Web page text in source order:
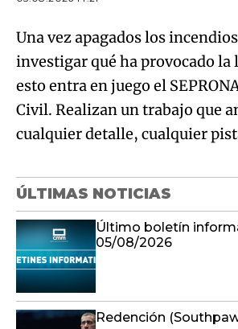
Una vez apagados los
investigar qué ha provocado la
esto entra en juego el
Civil. Realizan un trabajo que
cualquier detalle, cualquier
ÚLTIMAS NOTICIAS
Último boletín
05/08/2026
Redención